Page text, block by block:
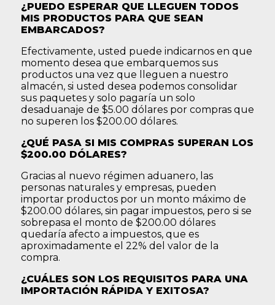
¿PUEDO ESPERAR QUE LLEGUEN TODOS
MIS PRODUCTOS PARA QUE SEAN
EMBARCADOS?
Efectivamente, usted puede indicarnos en que
momento desea que embarquemos sus
productos una vez que lleguen a nuestro
almacén, si usted desea podemos consolidar
sus paquetes y solo pagaría un solo
desaduanaje de $5.00 dólares por compras que
no superen los $200.00 dólares.
¿QUÉ PASA SI MIS COMPRAS SUPERAN LOS
$200.00 DÓLARES?
Gracias al nuevo régimen aduanero, las
personas naturales y empresas, pueden
importar productos por un monto máximo de
$200.00 dólares, sin pagar impuestos, pero si se
sobrepasa el monto de $200.00 dólares
quedaría afecto a impuestos, que es
aproximadamente el 22% del valor de la
compra.
¿CUÁLES SON LOS REQUISITOS PARA UNA
IMPORTACIÓN RÁPIDA Y EXITOSA?